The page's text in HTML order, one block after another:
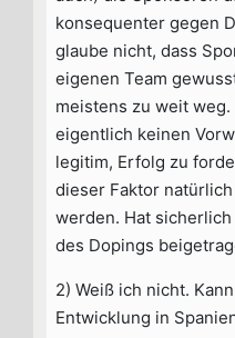
konsequenter gegen
glaube nicht, dass
eigenen Team
meistens zu weit weg.
eigentlich keinen
legitim, Erfolg zu
dieser Faktor
werden. Hat
des Dopings
2) Weiß ich nicht.
Entwicklung in